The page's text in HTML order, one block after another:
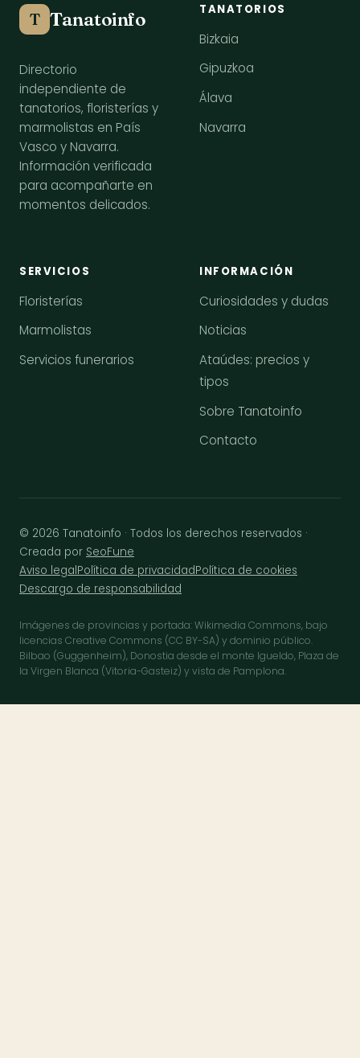
T Tanatoinfo
Directorio
independiente de
tanatorios, floristerías y
marmolistas en País
Vasco y Navarra.
Información verificada
para acompañarte en
momentos delicados.
TANATORIOS
Bizkaia
Gipuzkoa
Álava
Navarra
SERVICIOS
Floristerías
Marmolistas
Servicios funerarios
INFORMACIÓN
Curiosidades y dudas
Noticias
Ataúdes: precios y
tipos
Sobre Tanatoinfo
Contacto
© 2026 Tanatoinfo · Todos los derechos reservados ·
Creada por SeoFune
Aviso legalPolítica de privacidadPolítica de cookies
Descargo de responsabilidad
Imágenes de provincias y portada: Wikimedia Commons, bajo
licencias Creative Commons (CC BY-SA) y dominio público.
Bilbao (Guggenheim), Donostia desde el monte Igueldo, Plaza de
la Virgen Blanca (Vitoria-Gasteiz) y vista de Pamplona.